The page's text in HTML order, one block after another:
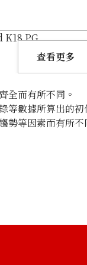
PG
查看更多
全而有所不同。
數據所算出的
勢等因素而有所不